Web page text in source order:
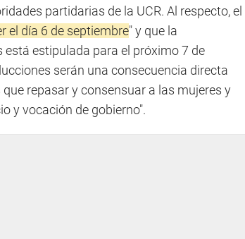
partidarias de la UCR. Al respecto, el
el día 6 de septiembre" y que la
estipulada para el próximo 7 de
serán una consecuencia directa
repasar y consensuar a las mujeres y
y vocación de gobierno".